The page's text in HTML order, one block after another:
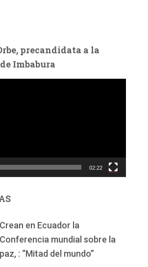
precandidata a la
Imbabura
02:22
Crean en Ecuador la
Conferencia mundial sobre la
paz, : “Mitad del mundo”